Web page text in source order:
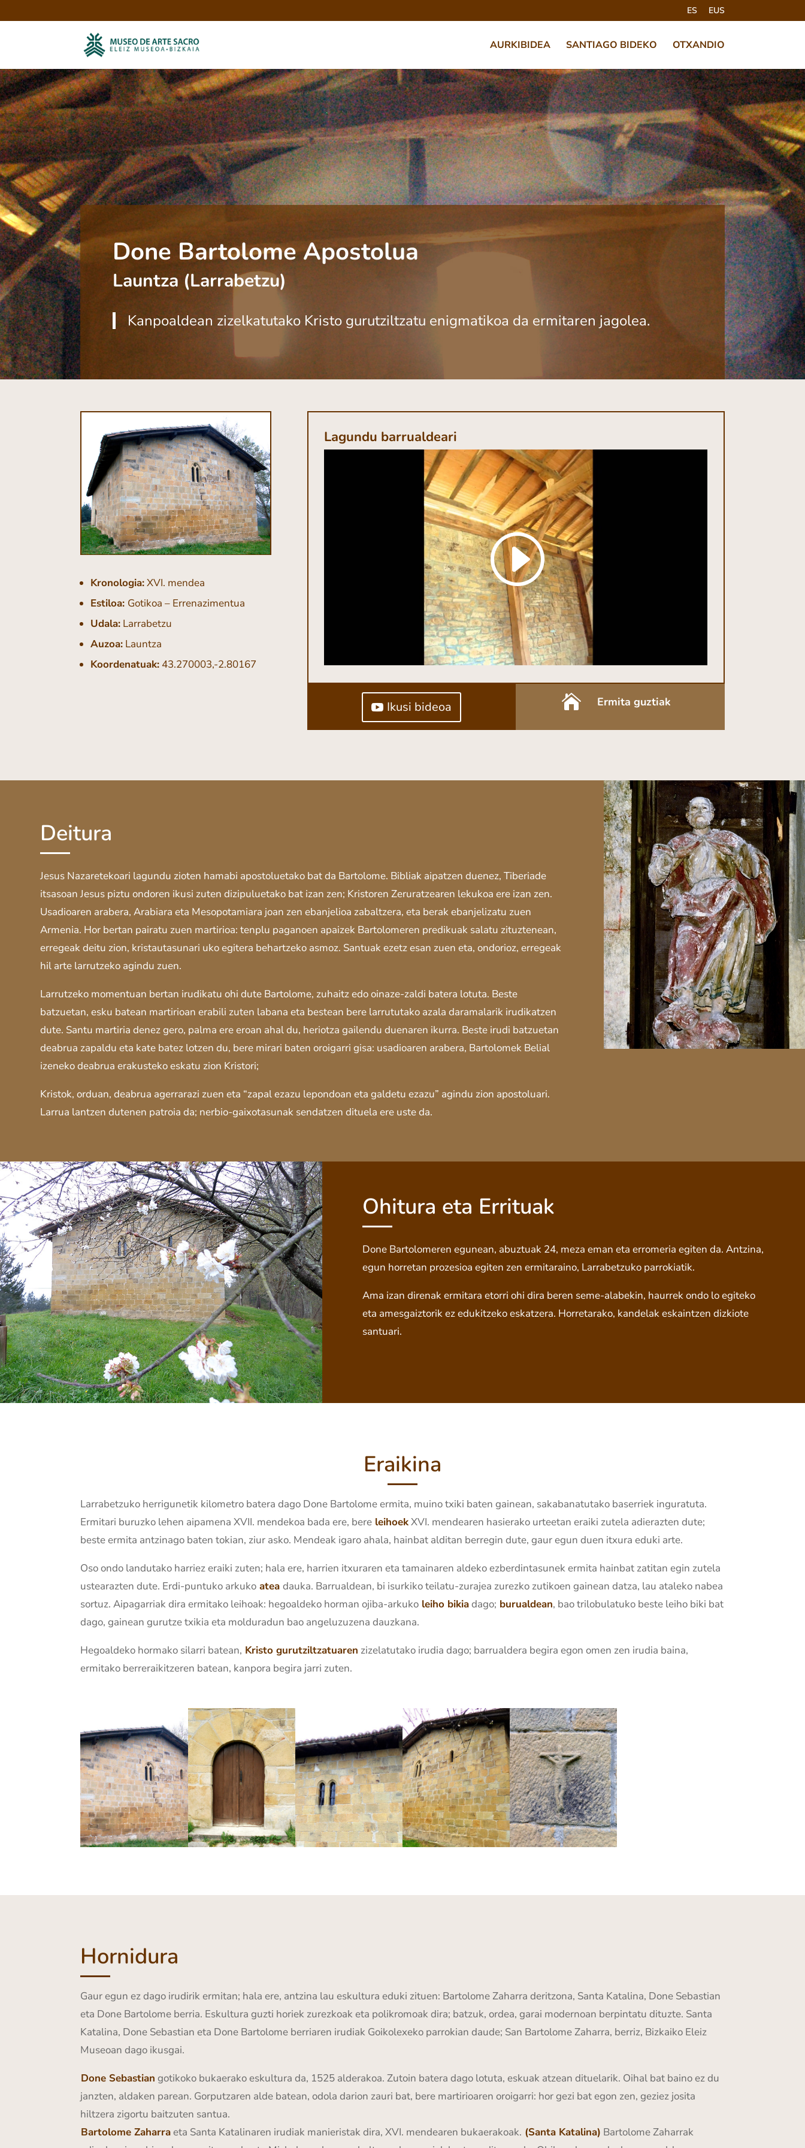
ES EUS
AURKIBIDEA SANTIAGO BIDEKO OTXANDIO
Done Bartolome Apostolua
Launtza (Larrabetzu)
Kanpoaldean zizelkatutako Kristo gurutziltzatu enigmatikoa da ermitaren jagolea.
Kronologia:XVI. mendea
Estiloa: Gotikoa – Errenazimentua
Udala: Larrabetzu
Auzoa: Launtza
Koordenatuak: 43.270003,-2.80167
Lagundu barrualdeari
Ikusi bideoa  Ermita guztiak
Deitura
Jesus Nazaretekoari lagundu zioten hamabi apostoluetako bat da Bartolome. Bibliak aipatzen duenez, Tiberiade
itsasoan Jesus piztu ondoren ikusi zuten dizipuluetako bat izan zen; Kristoren Zeruratzearen lekukoa ere izan zen.
Usadioaren arabera, Arabiara eta Mesopotamiara joan zen ebanjelioa zabaltzera, eta berak ebanjelizatu zuen
Armenia. Hor bertan pairatu zuen martirioa: tenplu paganoen apaizek Bartolomeren predikuak salatu zituztenean,
erregeak deitu zion, kristautasunari uko egitera behartzeko asmoz. Santuak ezetz esan zuen eta, ondorioz, erregeak
hil arte larrutzeko agindu zuen.
Larrutzeko momentuan bertan irudikatu ohi dute Bartolome, zuhaitz edo oinaze-zaldi batera lotuta. Beste
batzuetan, esku batean martirioan erabili zuten labana eta bestean bere larrututako azala daramalarik irudikatzen
dute. Santu martiria denez gero, palma ere eroan ahal du, heriotza gailendu duenaren ikurra. Beste irudi batzuetan
deabrua zapaldu eta kate batez lotzen du, bere mirari baten oroigarri gisa: usadioaren arabera, Bartolomek Belial
izeneko deabrua erakusteko eskatu zion Kristori;
Kristok, orduan, deabrua agerrarazi zuen eta “zapal ezazu lepondoan eta galdetu ezazu” agindu zion apostoluari.
Larrua lantzen dutenen patroia da; nerbio-gaixotasunak sendatzen dituela ere uste da.
Ohitura eta Errituak
Done Bartolomeren egunean, abuztuak 24, meza eman eta erromeria egiten da. Antzina,
egun horretan prozesioa egiten zen ermitaraino, Larrabetzuko parrokiatik.
Ama izan direnak ermitara etorri ohi dira beren seme-alabekin, haurrek ondo lo egiteko
eta amesgaiztorik ez edukitzeko eskatzera. Horretarako, kandelak eskaintzen dizkiote
santuari.
Eraikina
Larrabetzuko herrigunetik kilometro batera dago Done Bartolome ermita, muino txiki baten gainean, sakabanatutako baserriek inguratuta.
Ermitari buruzko lehen aipamena XVII. mendekoa bada ere, bere leihoekXVI. mendearen hasierako urteetan eraiki zutela adierazten dute;
beste ermita antzinago baten tokian, ziur asko. Mendeak igaro ahala, hainbat alditan berregin dute, gaur egun duen itxura eduki arte.
Oso ondo landutako harriez eraiki zuten; hala ere, harrien itxuraren eta tamainaren aldeko ezberdintasunek ermita hainbat zatitan egin zutela
ustearazten dute. Erdi-puntuko arkuko ateadauka. Barrualdean, bi isurkiko teilatu-zurajea zurezko zutikoen gainean datza, lau ataleko nabea
sortuz. Aipagarriak dira ermitako leihoak: hegoaldeko horman ojiba-arkuko leiho bikiadago; burualdean, bao trilobulatuko beste leiho biki bat
dago, gainean gurutze txikia eta molduradun bao angeluzuzena dauzkana.
Hegoaldeko hormako silarri batean, Kristo gurutziltzatuaren zizelatutako irudia dago; barrualdera begira egon omen zen irudia baina,
ermitako berreraikitzeren batean, kanpora begira jarri zuten.
Hornidura
Gaur egun ez dago irudirik ermitan; hala ere, antzina lau eskultura eduki zituen: Bartolome Zaharra deritzona, Santa Katalina, Done Sebastian
eta Done Bartolome berria. Eskultura guzti horiek zurezkoak eta polikromoak dira; batzuk, ordea, garai modernoan berpintatu dituzte. Santa
Katalina, Done Sebastian eta Done Bartolome berriaren irudiak Goikolexeko parrokian daude; San Bartolome Zaharra, berriz, Bizkaiko Eleiz
Museoan dago ikusgai.
Done Sebastian gotikoko bukaerako eskultura da, 1525 alderakoa. Zutoin batera dago lotuta, eskuak atzean dituelarik. Oihal bat baino ez du
janzten, aldaken parean. Gorputzaren alde batean, odola darion zauri bat, bere martirioaren oroigarri: hor gezi bat egon zen, geziez josita
hiltzera zigortu baitzuten santua.
Bartolome Zaharraeta Santa Katalinaren irudiak manieristak dira, XVI. mendearen bukaerakoak. (Santa Katalina) Bartolome Zaharrak